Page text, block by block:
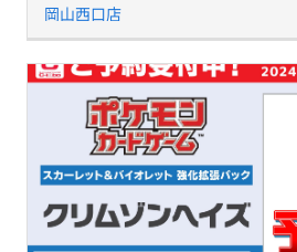
岡山西口店